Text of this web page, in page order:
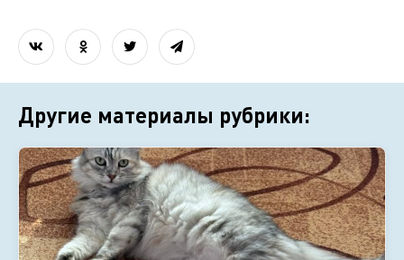
Другие материалы рубрики: